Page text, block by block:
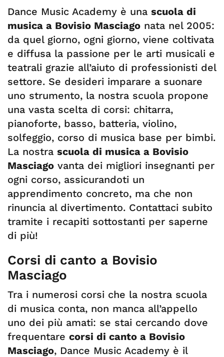
Dance Music Academy è una scuola di
musica a Bovisio Masciago nata nel 2005:
da quel giorno, ogni giorno, viene coltivata
e diffusa la passione per le arti musicali e
teatrali grazie all’aiuto di professionisti del
settore. Se desideri imparare a suonare
uno strumento, la nostra scuola propone
una vasta scelta di corsi: chitarra,
pianoforte, basso, batteria, violino,
solfeggio, corso di musica base per bimbi.
La nostra scuola di musica a Bovisio
Masciago vanta dei migliori insegnanti per
ogni corso, assicurandoti un
apprendimento concreto, ma che non
rinuncia al divertimento. Contattaci subito
tramite i recapiti sottostanti per saperne
di più!
Corsi di canto a Bovisio
Masciago
Tra i numerosi corsi che la nostra scuola
di musica conta, non manca all’appello
uno dei più amati: se stai cercando dove
frequentare corsi di canto a Bovisio
Masciago, Dance Music Academy è il